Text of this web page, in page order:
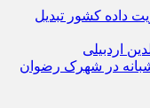
داده کشور تبدیل
اردبیلی
در شهرک رضوان